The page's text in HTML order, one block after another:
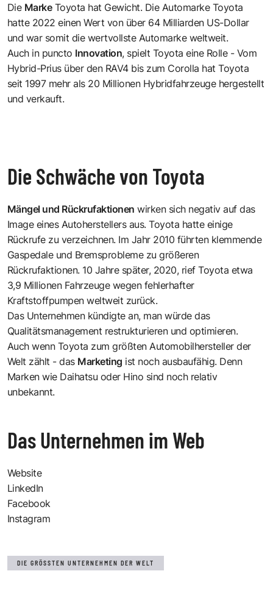
Die MarkeToyota hat Gewicht. Die Automarke Toyota
hatte 2022 einen Wert von über 64 Milliarden US-Dollar
und war somit die wertvollste Automarke weltweit.
Auch in puncto Innovation, spielt Toyota eine Rolle - Vom
Hybrid-Prius über den RAV4 bis zum Corolla hat Toyota
seit 1997 mehr als 20 Millionen Hybridfahrzeuge hergestellt
und verkauft.
Die Schwäche von Toyota
Mängel und Rückrufaktionen wirken sich negativ auf das
Image eines Autoherstellers aus. Toyota hatte einige
Rückrufe zu verzeichnen. Im Jahr 2010 führten klemmende
Gaspedale und Bremsprobleme zu größeren
Rückrufaktionen. 10 Jahre später, 2020, rief Toyota etwa
3,9 Millionen Fahrzeuge wegen fehlerhafter
Kraftstoffpumpen weltweit zurück.
Das Unternehmen kündigte an, man würde das
Qualitätsmanagement restrukturieren und optimieren.
Auch wenn Toyota zum größten Automobilhersteller der
Welt zählt - das Marketing ist noch ausbaufähig. Denn
Marken wie Daihatsu oder Hino sind noch relativ
unbekannt.
Das Unternehmen im Web
Website
LinkedIn
Facebook
Instagram
DIE GRÖSSTEN UNTERNEHMEN DER WELT